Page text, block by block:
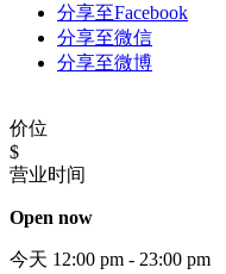
分享至Facebook
分享至微信
分享至微博
价位
$
营业时间
Open now
今天 12:00 pm - 23:00 pm